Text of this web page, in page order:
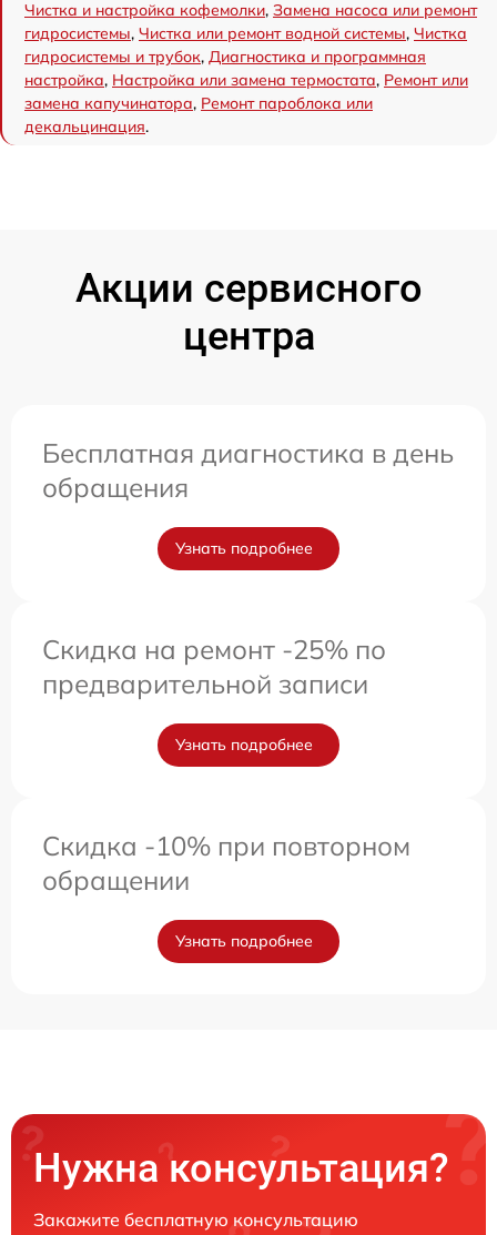
Чистка и настройка кофемолки, Замена насоса или ремонт
гидросистемы, Чистка или ремонт водной системы, Чистка
гидросистемы и трубок, Диагностика и программная
настройка, Настройка или замена термостата, Ремонт или
замена капучинатора, Ремонт пароблока или
декальцинация.
Акции сервисного
центра
Бесплатная диагностика в день
обращения
Узнать подробнее
Скидка на ремонт -25% по
предварительной записи
Узнать подробнее
Скидка -10% при повторном
обращении
Узнать подробнее
Нужна консультация?
Закажите бесплатную консультацию